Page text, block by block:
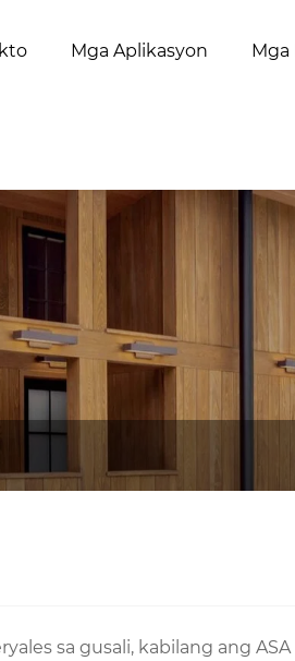
Mga Aplikasyon Mga
sa gusali, kabilang ang